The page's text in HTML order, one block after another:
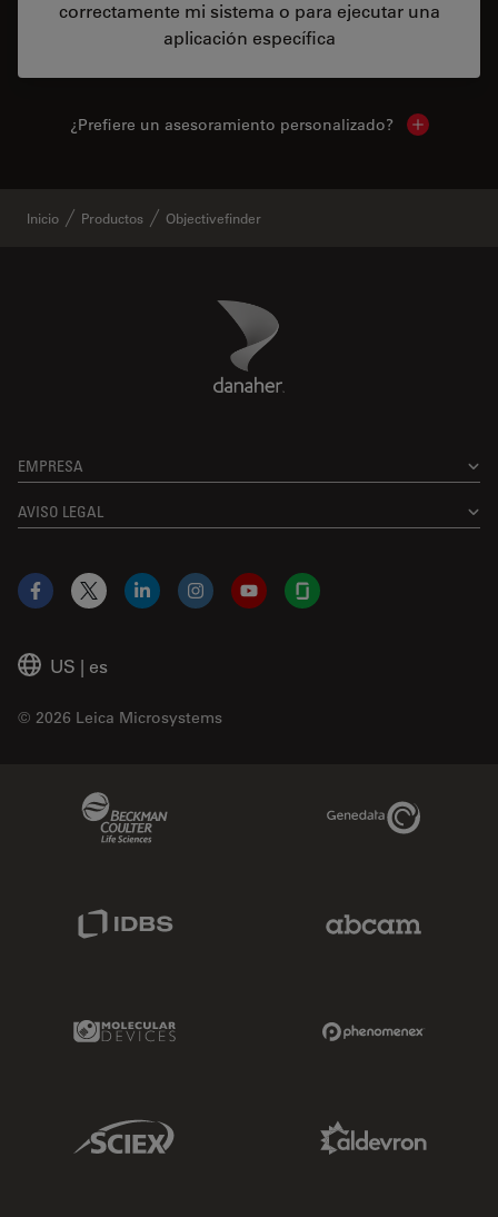
correctamente mi sistema o para ejecutar una
aplicación específica
¿Prefiere un asesoramiento personalizado? Show local
Inicio Productos Objectivefinder
Danaher Logo
EMPRESA
AVISO LEGAL
US | es
© 2026 Leica Microsystems
Facebook
X LinkedInInstagramYouTubeGlassdoor
Genedata Link
Molecular Devices Link
Sciex Link